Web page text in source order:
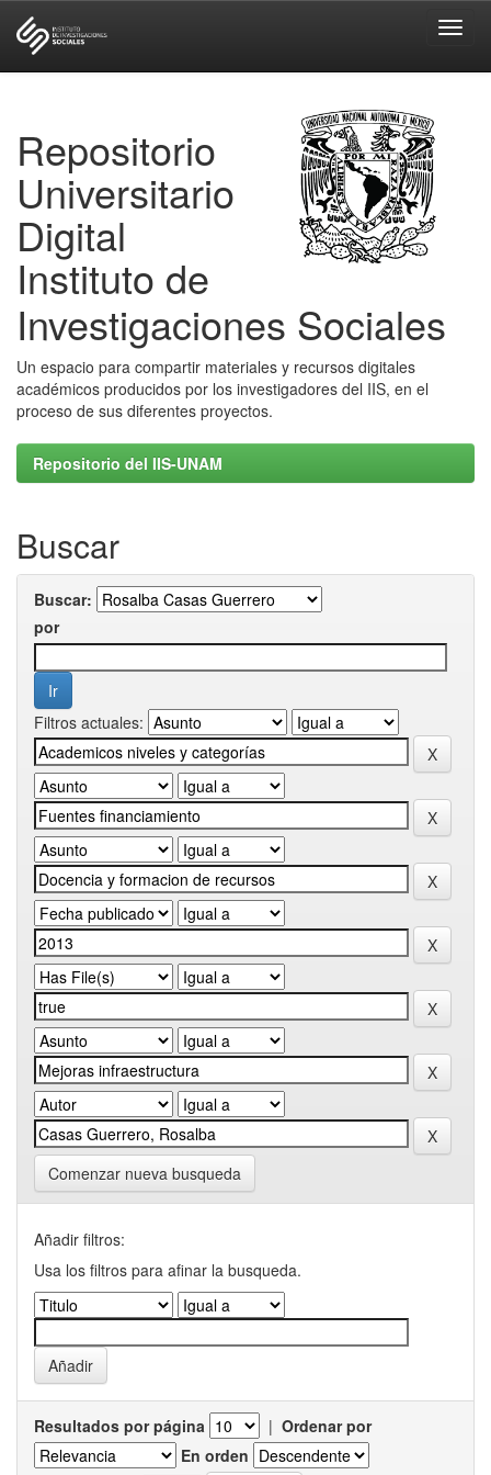
Repositorio
Universitario
Digital
Instituto de
Investigaciones Sociales
Un espacio para compartir materiales y recursos digitales
académicos producidos por los investigadores del IIS, en el
proceso de sus diferentes proyectos.
Repositorio del IIS-UNAM
Buscar
Buscar:
por
Filtros actuales:
Comenzar nueva busqueda
Añadir filtros:
Usa los filtros para afinar la busqueda.
Resultados por página | Ordenar por
En orden